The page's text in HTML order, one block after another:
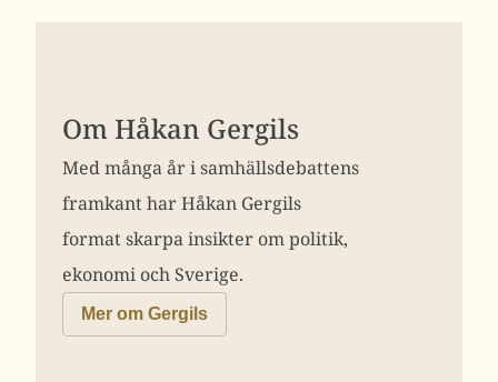
Om Håkan Gergils
Med många år i samhällsdebattens
framkant har Håkan Gergils
format skarpa insikter om politik,
ekonomi och Sverige.
Mer om Gergils